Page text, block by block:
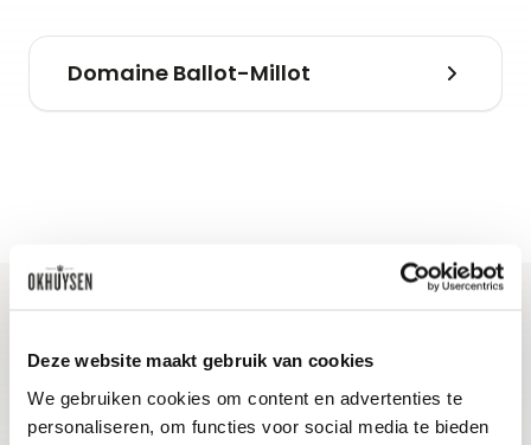
Deze website maakt gebruik van cookies
We gebruiken cookies om content en advertenties te
personaliseren, om functies voor social media te bieden
Domaine Ballot-Millot
Ontdek het land van
herkomst